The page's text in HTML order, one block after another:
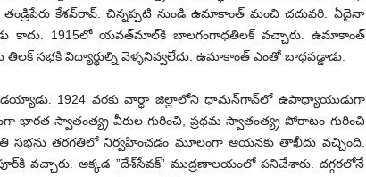
తండ్రిపేరు కేశవ్‌రావ్‌. చిన్నప్పటి నుండి ఉమాకాంత్‌ మంచి చదువరి. ఏదైనా
కాదు. 1915లో యవత్‌మాల్‌కి బాలగంగాధతిలక్‌ వచ్చారు. ఉమాకాంత్‌
సభకి విద్యార్థుల్ని వెళ్ళనివ్వలేదు. ఉమాకాంత్‌ ఎంతో బాధపడ్డాడు.
డయ్యాడు. 1924 వరకు వార్ధా జిల్లాలోని ధామన్‌గావ్‌లో ఉపాధ్యాయుడుగా
భారత స్వాతంత్య్ర వీరుల గురించి, ప్రథమ స్వాతంత్య్ర పోరాటం గురించి
సభను తరగతిలో నిర్వహించడం మూలంగా ఆయనకు తాఖీదు వచ్చింది.
వచ్చారు. అక్కడ ”దేశ్‌సేవక్‌” ముద్రణాలయంలో పనిచేశారు. దగ్గరలోనే